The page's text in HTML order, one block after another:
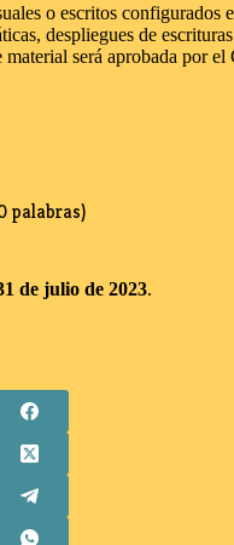
o escritos
despliegues de
será aprobada por
palabras)
de julio de 2023.